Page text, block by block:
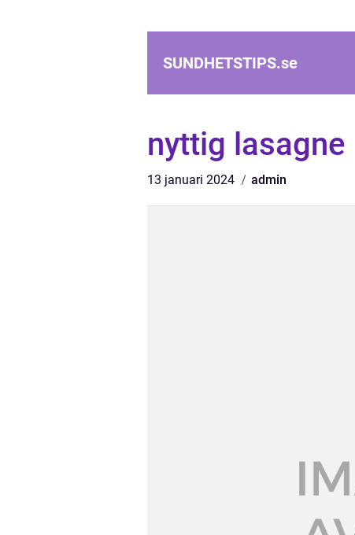
SUNDHETSTIPS.se
nyttig lasagne
13 januari 2024 admin